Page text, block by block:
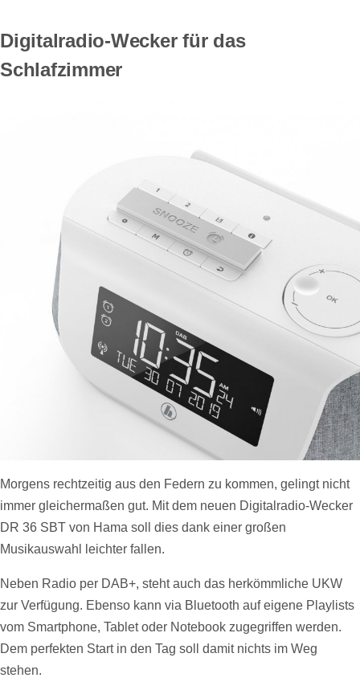
Digitalradio-Wecker für das
Schlafzimmer
Morgens rechtzeitig aus den Federn zu kommen, gelingt nicht
immer gleichermaßen gut. Mit dem neuen Digitalradio-Wecker
DR 36 SBT von Hama soll dies dank einer großen
Musikauswahl leichter fallen.
Neben Radio per DAB+, steht auch das herkömmliche UKW
zur Verfügung. Ebenso kann via Bluetooth auf eigene Playlists
vom Smartphone, Tablet oder Notebook zugegriffen werden.
Dem perfekten Start in den Tag soll damit nichts im Weg
stehen.